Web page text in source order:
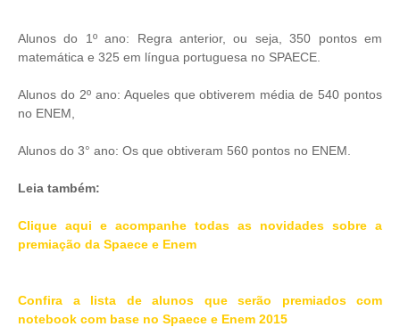
Alunos do 1º ano: Regra anterior, ou seja, 350 pontos em
matemática e 325 em língua portuguesa no SPAECE.
Alunos do 2º ano: Aqueles que obtiverem média de 540 pontos
no ENEM,
Alunos do 3° ano: Os que obtiveram 560 pontos no ENEM.
Leia também:
Clique aqui e acompanhe todas as novidades sobre a
premiação da Spaece e Enem
Confira a lista de alunos que serão premiados com
notebook com base no Spaece e Enem 2015